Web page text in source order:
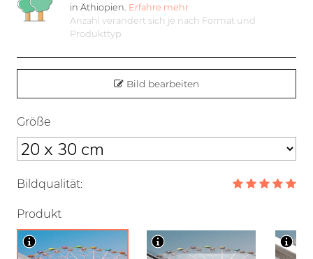
in Äthiopien. Erfahre mehr
Anzahl verändert sich je nach Format und
Produkttyp
Bild bearbeiten
Größe
Bildqualität:
Produkt